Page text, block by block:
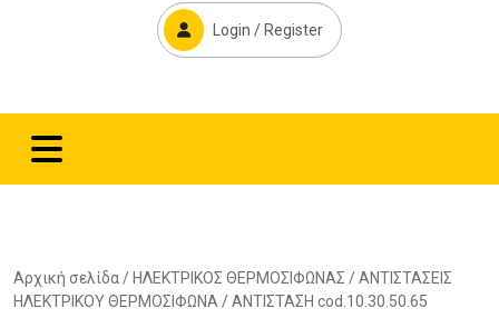
Login / Register
Αρχική σελίδα / ΗΛΕΚΤΡΙΚΟΣ ΘΕΡΜΟΣΙΦΩΝΑΣ /ΑΝΤΙΣΤΑΣΕΙΣ
ΗΛΕΚΤΡΙΚΟΥ ΘΕΡΜΟΣΙΦΩΝΑ / ΑΝΤΙΣΤΑΣΗ cod.10.30.50.65